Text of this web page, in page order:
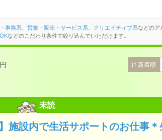
事務系 営業・販売・サービス系 クリエイティブ系などのア
などのこだわり条件で絞り込んでいただけます。
新着順
未読
施設内で生活サポートのお仕事